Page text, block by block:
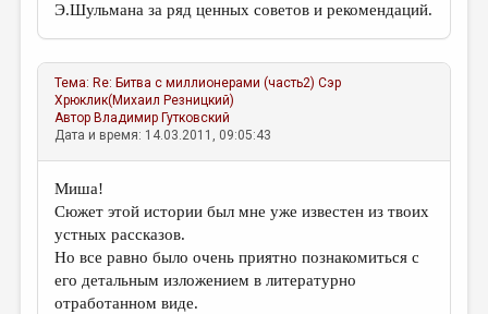
Э.Шульмана за ряд ценных советов и рекомендаций.
Тема: Re: Битва с миллионерами (часть2) Сэр
Хрюклик(Михаил Резницкий)
Автор Владимир Гутковский
Дата и время: 14.03.2011, 09:05:43
Миша!
Сюжет этой истории был мне уже известен из твоих
устных рассказов.
Но все равно было очень приятно познакомиться с
его детальным изложением в литературно
отработанном виде.